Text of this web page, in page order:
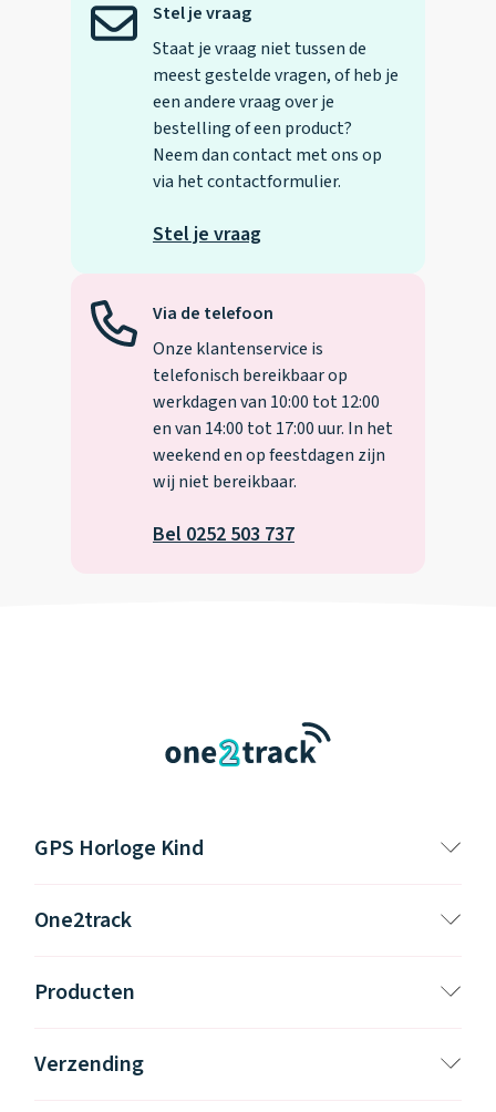
Via de telefoon
Onze klantenservice is
telefonisch bereikbaar op
werkdagen van 10:00 tot 12:00
en van 14:00 tot 17:00 uur. In het
weekend en op feestdagen zijn
wij niet bereikbaar.
Bel 0252 503 737
Stel je vraag
Staat je vraag niet tussen de
meest gestelde vragen, of heb je
een andere vraag over je
bestelling of een product?
Neem dan contact met ons op
via het contactformulier.
Stel je vraag
GPS Horloge Kind
One2track
Producten
Verzending